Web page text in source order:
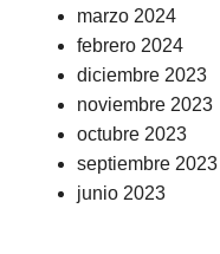
marzo 2024
febrero 2024
diciembre 2023
noviembre 2023
octubre 2023
septiembre 2023
junio 2023